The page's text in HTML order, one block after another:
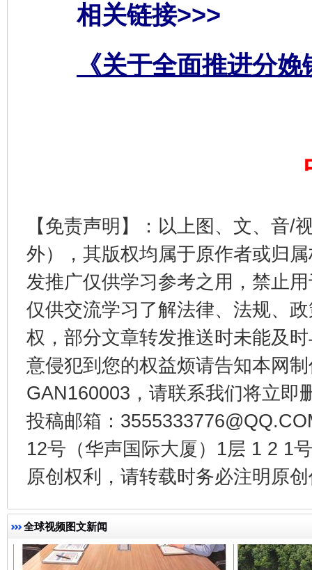
相关链接>>>
《关于全面推进分
【免责声明】：以上图、文、音/
外），其版权均属于原作者或归
发推广仅供学习参考之用，禁止
仅供交流学习了解法律、法规、
权，部分文章转发推送时未能及
意侵犯到您的权益烦请告知本网
GAN160003，请联系我们将立即
投稿邮箱：
12号（华声国际大厦）1层 1 2 1
原创权利，请转载时务必注明原
全球视频图文新闻
千年窑火 生生不息 一